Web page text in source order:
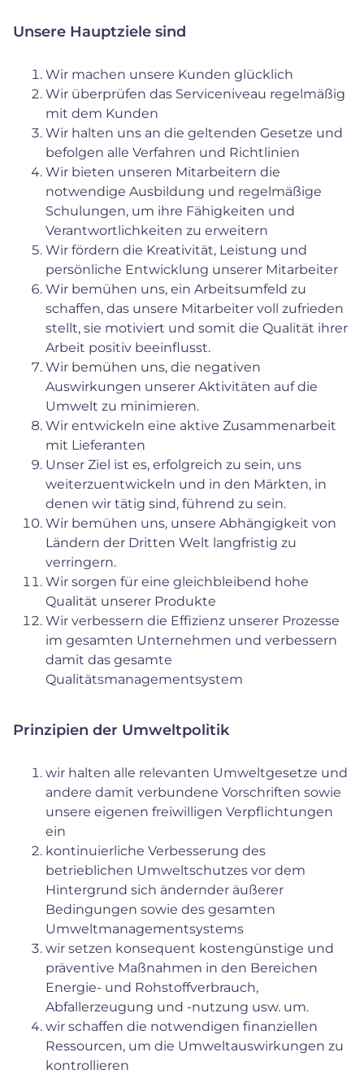
Unsere Hauptziele sind
Wir machen unsere Kunden glücklich
Wir überprüfen das Serviceniveau regelmäßig
mit dem Kunden
Wir halten uns an die geltenden Gesetze und
befolgen alle Verfahren und Richtlinien
Wir bieten unseren Mitarbeitern die
notwendige Ausbildung und regelmäßige
Schulungen, um ihre Fähigkeiten und
Verantwortlichkeiten zu erweitern
Wir fördern die Kreativität, Leistung und
persönliche Entwicklung unserer Mitarbeiter
Wir bemühen uns, ein Arbeitsumfeld zu
schaffen, das unsere Mitarbeiter voll zufrieden
stellt, sie motiviert und somit die Qualität ihrer
Arbeit positiv beeinflusst.
Wir bemühen uns, die negativen
Auswirkungen unserer Aktivitäten auf die
Umwelt zu minimieren.
Wir entwickeln eine aktive Zusammenarbeit
mit Lieferanten
Unser Ziel ist es, erfolgreich zu sein, uns
weiterzuentwickeln und in den Märkten, in
denen wir tätig sind, führend zu sein.
Wir bemühen uns, unsere Abhängigkeit von
Ländern der Dritten Welt langfristig zu
verringern.
Wir sorgen für eine gleichbleibend hohe
Qualität unserer Produkte
Wir verbessern die Effizienz unserer Prozesse
im gesamten Unternehmen und verbessern
damit das gesamte
Qualitätsmanagementsystem
Prinzipien der Umweltpolitik
wir halten alle relevanten Umweltgesetze und
andere damit verbundene Vorschriften sowie
unsere eigenen freiwilligen Verpflichtungen
ein
kontinuierliche Verbesserung des
betrieblichen Umweltschutzes vor dem
Hintergrund sich ändernder äußerer
Bedingungen sowie des gesamten
Umweltmanagementsystems
wir setzen konsequent kostengünstige und
präventive Maßnahmen in den Bereichen
Energie- und Rohstoffverbrauch,
Abfallerzeugung und -nutzung usw. um.
wir schaffen die notwendigen finanziellen
Ressourcen, um die Umweltauswirkungen zu
kontrollieren